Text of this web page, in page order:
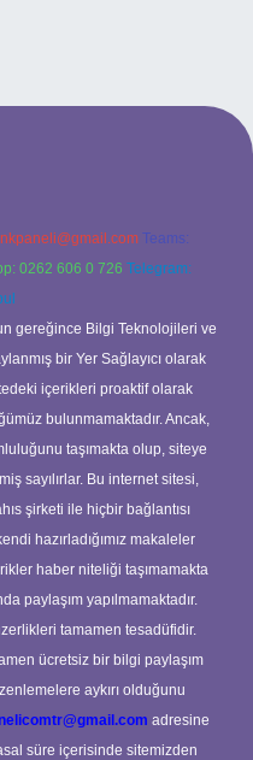
Teams:
0262 606 0 726 Telegram:
gereğince Bilgi Teknolojileri ve
bir Yer Sağlayıcı olarak
içerikleri proaktif olarak
bulunmamaktadır. Ancak,
taşımakta olup, siteye
sayılırlar. Bu internet sitesi,
şirketi ile hiçbir bağlantısı
hazırladığımız makaleler
haber niteliği taşımamakta
paylaşım yapılmamaktadır.
tamamen tesadüfidir.
ücretsiz bir bilgi paylaşım
aykırı olduğunu
adresine
süre içerisinde sitemizden